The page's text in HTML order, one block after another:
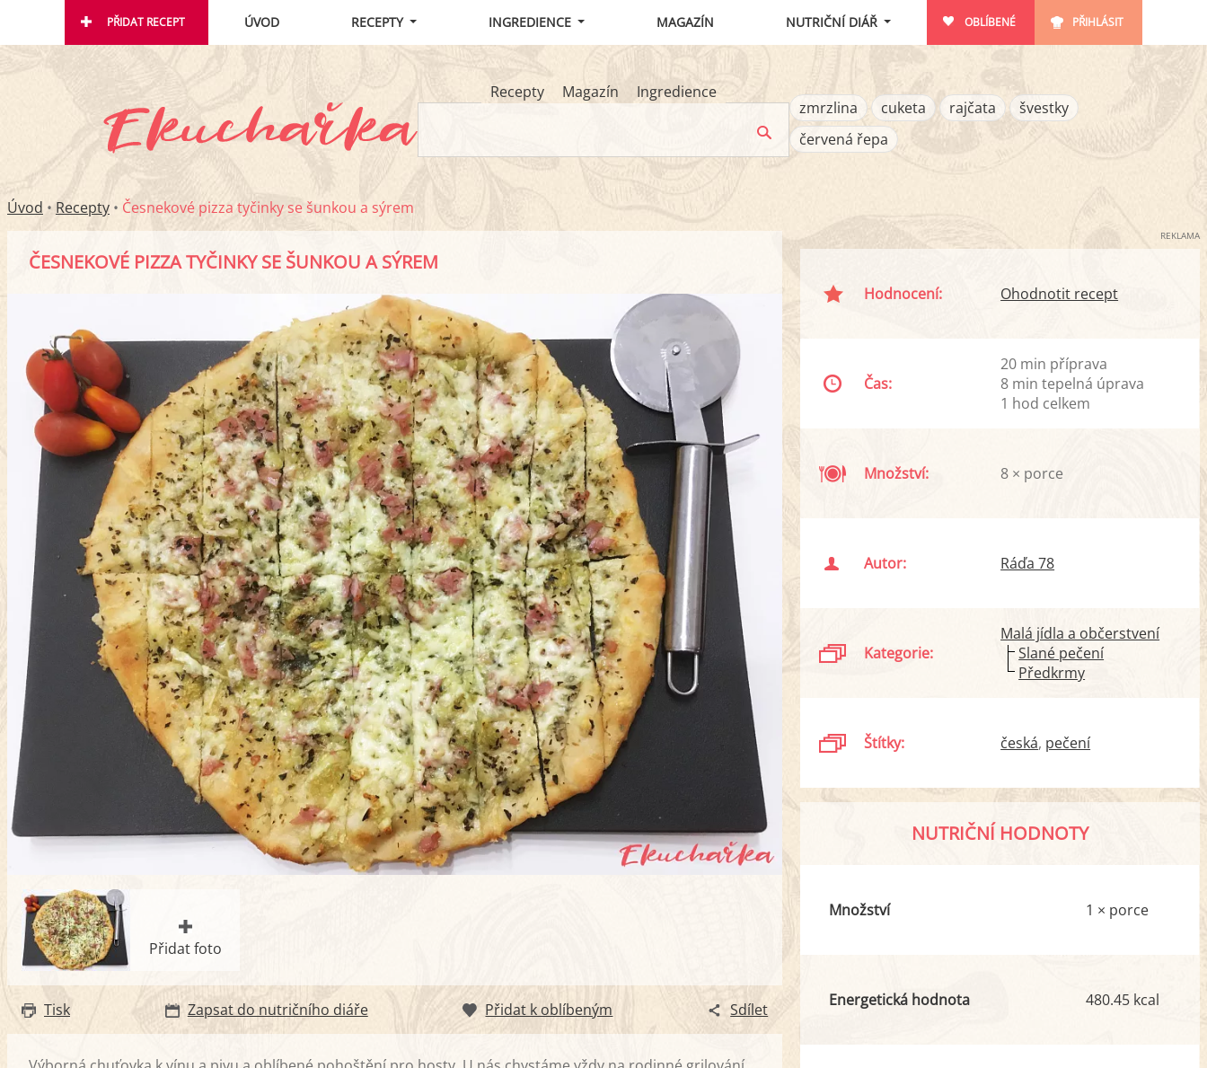
PŘIDAT RECEPT ÚVOD RECEPTY INGREDIENCE MAGAZÍN NUTRIČNÍ DIÁŘ OBLÍBENÉ PŘIHLÁSIT
Recepty Magazín
Ingredience
zmrzlina
cuketa rajčata
švestky
červená řepa
Úvod • Recepty • Česnekové pizza tyčinky se šunkou a sýrem
ČESNEKOVÉ PIZZA TYČINKY SE ŠUNKOU A SÝREM
Přidat foto
Tisk Zapsat do nutričního diáře Přidat k oblíbeným Sdílet
REKLAMA
Hodnocení: Ohodnotit recept
Čas:
20 min příprava
8 min tepelná úprava
1 hod celkem
Množství: 8 × porce
Autor: Ráďa 78
Kategorie:
Malá jídla a občerstvení
Slané pečení
Předkrmy
Štítky: česká pečení
NUTRIČNÍ HODNOTY
Množství 1 × porce
Energetická hodnota 480.45 kcal